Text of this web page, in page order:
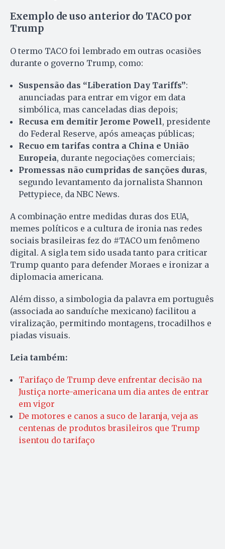
Exemplo de uso anterior do TACO por
Trump
O termo TACO foi lembrado em outras ocasiões
durante o governo Trump, como:
Suspensão das “Liberation Day Tariffs”:
anunciadas para entrar em vigor em data
simbólica, mas canceladas dias depois;
Recusa em demitir Jerome Powell, presidente
do Federal Reserve, após ameaças públicas;
Recuo em tarifas contra a China e União
Europeia, durante negociações comerciais;
Promessas não cumpridas de sanções duras,
segundo levantamento da jornalista Shannon
Pettypiece, da NBC News.
A combinação entre medidas duras dos EUA,
memes políticos e a cultura de ironia nas redes
sociais brasileiras fez do #TACO um fenômeno
digital. A sigla tem sido usada tanto para criticar
Trump quanto para defender Moraes e ironizar a
diplomacia americana.
Além disso, a simbologia da palavra em português
(associada ao sanduíche mexicano) facilitou a
viralização, permitindo montagens, trocadilhos e
piadas visuais.
Leia também:
Tarifaço de Trump deve enfrentar decisão na
Justiça norte-americana um dia antes de entrar
em vigor
De motores e canos a suco de laranja, veja as
centenas de produtos brasileiros que Trump
isentou do tarifaço